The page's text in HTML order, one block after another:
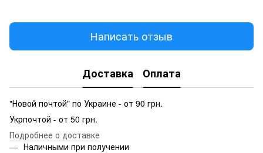
Написать отзыв
Доставка Оплата
"Новой почтой" по Украине - от 90 грн.
Укрпочтой - от 50 грн.
Подробнее о доставке
Наличными при получении